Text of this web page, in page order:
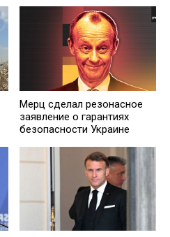
Мерц сделал резонасное
заявление о гарантиях
безопасности Украине